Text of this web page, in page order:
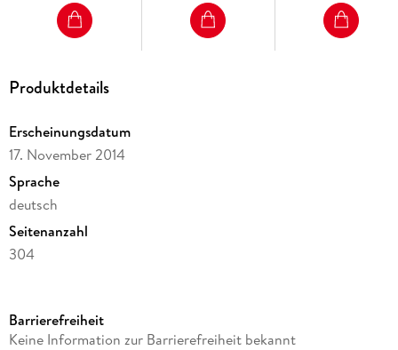
Produktdetails
Erscheinungsdatum
17. November 2014
Sprache
deutsch
Seitenanzahl
304
Altersempfehlung
Barrierefreiheit
Keine Information zur Barrierefreiheit bekannt